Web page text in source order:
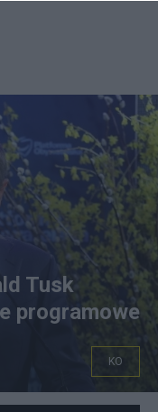
Tusk
programowe
KO